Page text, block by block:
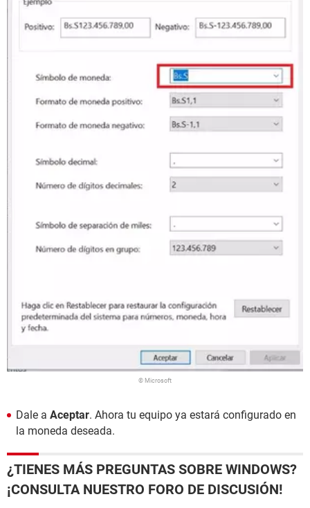
© Microsoft
Dale a Aceptar. Ahora tu equipo ya estará configurado en
la moneda deseada.
¿TIENES MÁS PREGUNTAS SOBRE WINDOWS?
¡CONSULTA NUESTRO FORO DE DISCUSIÓN!